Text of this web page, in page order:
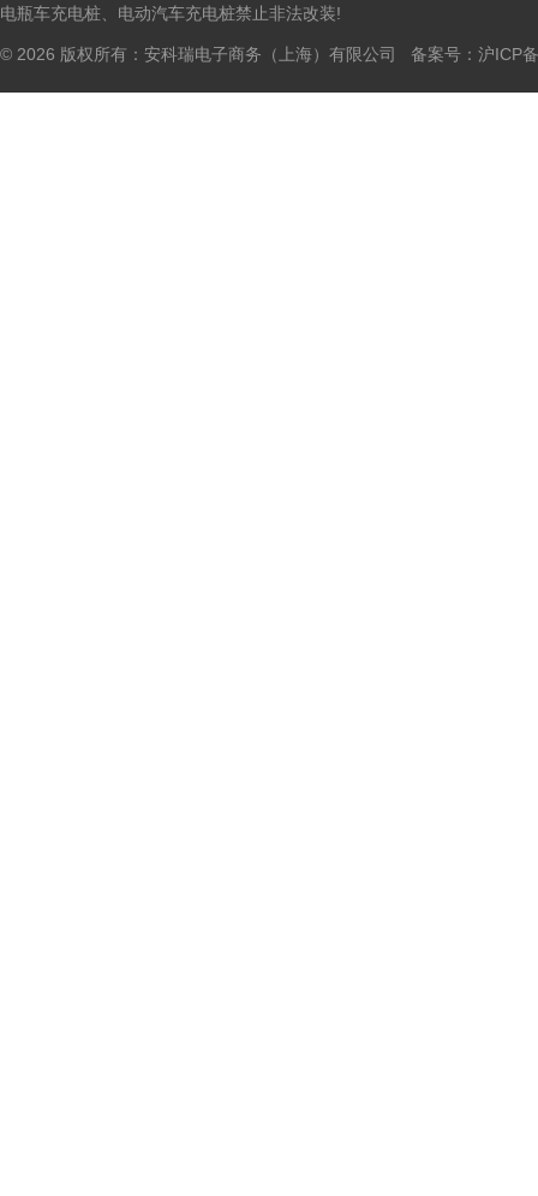
电瓶车充电桩、电动汽车充电桩禁止非法改装!
© 2026 版权所有：安科瑞电子商务（上海）有限公司 备案号： 沪ICP